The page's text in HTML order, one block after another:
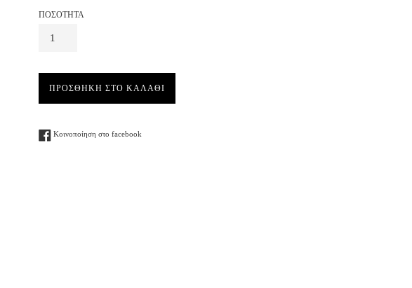
ΠΟΣΟΤΗΤΑ
ΠΡΟΣΘΗΚΗ ΣΤΟ ΚΑΛΑΘΙ
Κοινοποίηση στο facebook